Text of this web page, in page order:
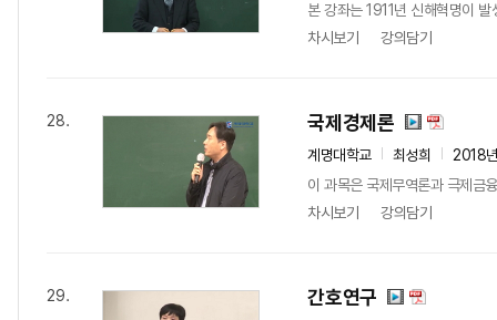
본 강좌는 1911년 신해혁명이
차시보기
강의담기
28. 국제경제론
계명대학교 최성희
2018
이 과목은 국제무역론과 극제금
차시보기
강의담기
29. 간호연구